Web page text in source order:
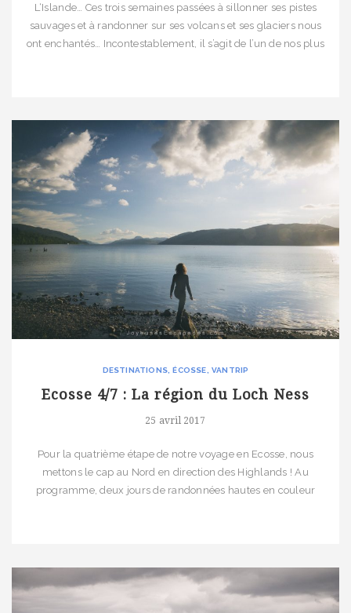
L‘Islande… Ces trois semaines passées à sillonner ses pistes
sauvages et à randonner sur ses volcans et ses glaciers nous
ont enchantés… Incontestablement, il s’agit de l’un de nos plus
DESTINATIONS ÉCOSSE VANTRIP
Ecosse 4/7 : La région du Loch Ness
25 avril 2017
Pour la quatrième étape de notre voyage en Ecosse, nous
mettons le cap au Nord en direction des Highlands ! Au
programme, deux jours de randonnées hautes en couleur